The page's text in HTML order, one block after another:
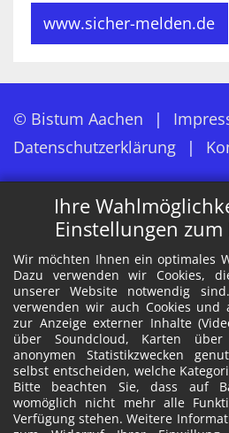
Ihre
Einstellungen
Wir möchten Ihnen ein optimales
Dazu verwenden wir Cookies,
unserer Website notwendig
verwenden wir auch Cookies und
zur Anzeige externer Inhalte
über Soundcloud, Karten
anonymen Statistikzwecken
selbst entscheiden, welche
Bitte beachten Sie, dass auf
womöglich nicht mehr alle
Verfügung stehen. Weitere
www.sicher-melden.de
© Bistum Aachen
Datenschutzerklärung